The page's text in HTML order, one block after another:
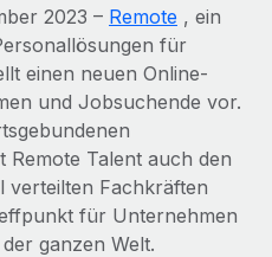
für dein Team
Tools mit Remote über unser
Business-
und Großunternehmen
HR-Funktionen in deine
2023 – Remote , ein
für
einen neuen Online-
und Jobsuchende vor.
Talent auch den
verteilten Fachkräften
für Unternehmen
ganzen Welt.